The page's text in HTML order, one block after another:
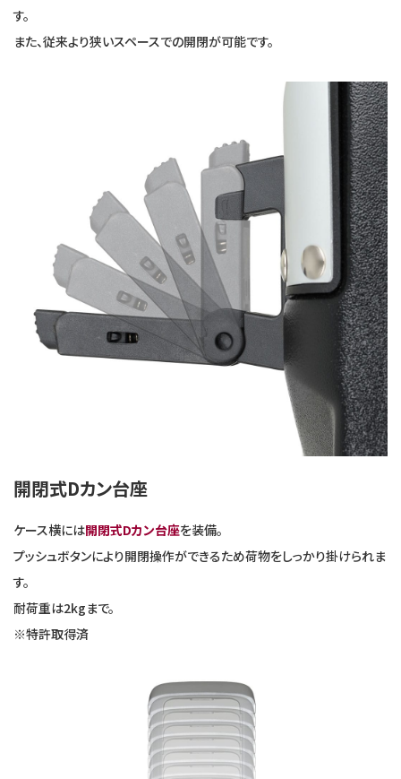
す。
また、従来より狭いスペースでの開閉が可能です。
開閉式Dカン台座
ケース横には開閉式Dカン台座を装備。
プッシュボタンにより開閉操作ができるため荷物をしっかり掛けられま
す。
耐荷重は2kgまで。
※特許取得済